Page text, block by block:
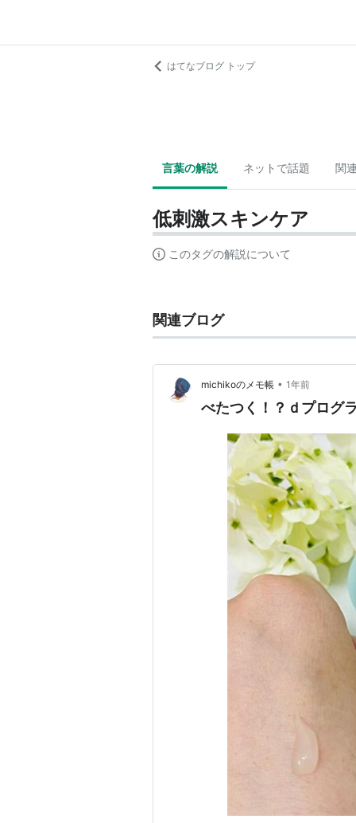
はてなブログ トップ
言葉の解説 ネットで話題 関
低刺激スキンケア
このタグの解説について
関連ブログ
michikoのメモ帳 • 1年前
べたつく！？ｄプログ